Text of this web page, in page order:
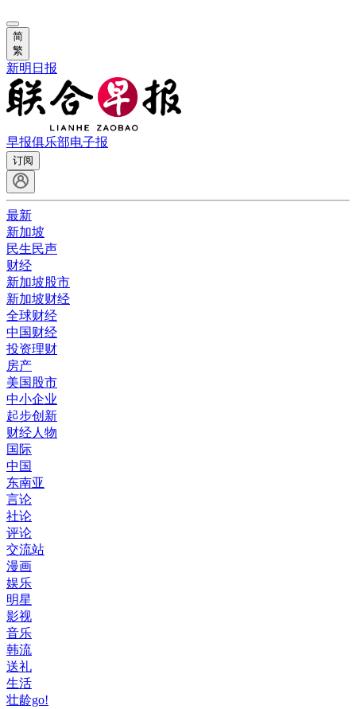
简
繁
新明日报
早报俱乐部电子报
订阅
最新
新加坡
民生民声
财经
新加坡股市
新加坡财经
全球财经
中国财经
投资理财
房产
美国股市
中小企业
起步创新
财经人物
国际
中国
东南亚
言论
社论
评论
交流站
漫画
娱乐
明星
影视
音乐
韩流
送礼
生活
壮龄go!